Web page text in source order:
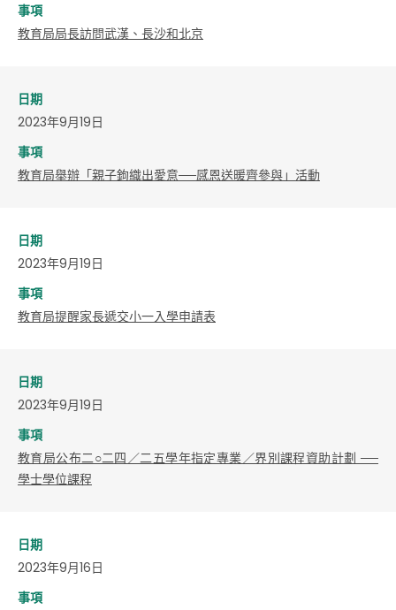
事項
教育局局長訪問武漢、長沙和北京
日期
2023年9月19日
事項
教育局舉辦「親子鉤織出愛意──感恩送暖齊參與」活動
日期
2023年9月19日
事項
教育局提醒家長遞交小一入學申請表
日期
2023年9月19日
事項
教育局公布二○二四／二五學年指定專業／界別課程資助計劃 ──
學士學位課程
日期
2023年9月16日
事項